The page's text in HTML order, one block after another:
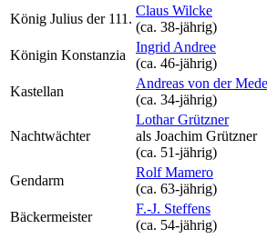
König Julius der 111.
Claus Wilcke
(ca. 38‑jährig)
Königin Konstanzia
Ingrid Andree
(ca. 46‑jährig)
Kastellan
Andreas von der
(ca. 34‑jährig)
Nachtwächter
Lothar Grützner
als Joachim Grützner
(ca. 51‑jährig)
Gendarm
Rolf Mamero
(ca. 63‑jährig)
Bäckermeister
F.-J. Steffens
(ca. 54‑jährig)